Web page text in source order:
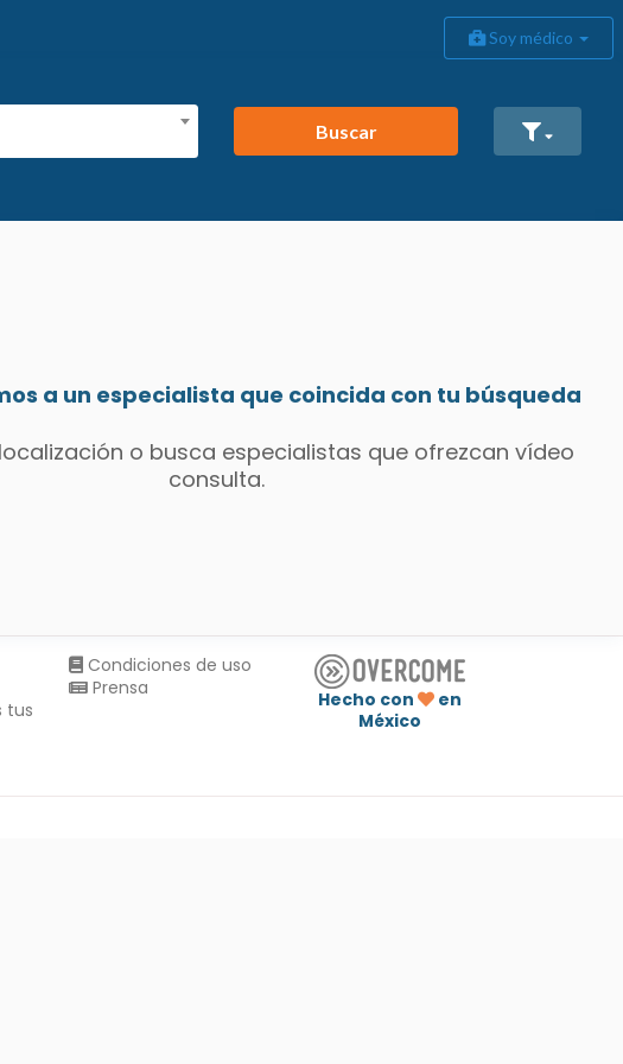
Soy médico
Buscar
a un especialista que coincida con tu búsqueda
o busca especialistas que ofrezcan vídeo
consulta.
tus
Condiciones de uso
Prensa
Hecho con
en
México